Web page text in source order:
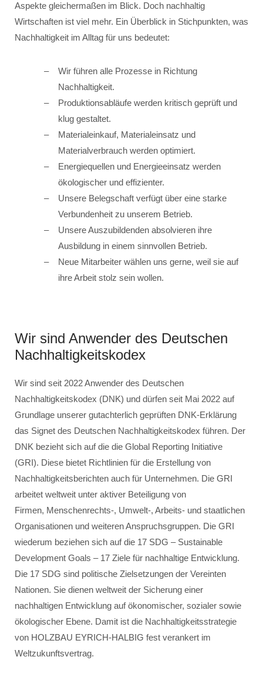
Aspekte gleichermaßen im Blick. Doch nachhaltig
Wirtschaften ist viel mehr. Ein Überblick in Stichpunkten, was
Nachhaltigkeit im Alltag für uns bedeutet:
Wir führen alle Prozesse in Richtung
Nachhaltigkeit.
Produktionsabläufe werden kritisch geprüft und
klug gestaltet.
Materialeinkauf, Materialeinsatz und
Materialverbrauch werden optimiert.
Energiequellen und Energieeinsatz werden
ökologischer und effizienter.
Unsere Belegschaft verfügt über eine starke
Verbundenheit zu unserem Betrieb.
Unsere Auszubildenden absolvieren ihre
Ausbildung in einem sinnvollen Betrieb.
Neue Mitarbeiter wählen uns gerne, weil sie auf
ihre Arbeit stolz sein wollen.
Wir sind Anwender des Deutschen
Nachhaltigkeitskodex
Wir sind seit 2022 Anwender des Deutschen
Nachhaltigkeitskodex (DNK) und dürfen seit Mai 2022 auf
Grundlage unserer gutachterlich geprüften DNK-Erklärung
das Signet des Deutschen Nachhaltigkeitskodex führen. Der
DNK bezieht sich auf die die Global Reporting Initiative
(GRI). Diese bietet Richtlinien für die Erstellung von
Nachhaltigkeitsberichten auch für Unternehmen. Die GRI
arbeitet weltweit unter aktiver Beteiligung von
Firmen, Menschenrechts-, Umwelt-, Arbeits- und staatlichen
Organisationen und weiteren Anspruchsgruppen. Die GRI
wiederum beziehen sich auf die 17 SDG – Sustainable
Development Goals – 17 Ziele für nachhaltige Entwicklung.
Die 17 SDG sind politische Zielsetzungen der Vereinten
Nationen. Sie dienen weltweit der Sicherung einer
nachhaltigen Entwicklung auf ökonomischer, sozialer sowie
ökologischer Ebene. Damit ist die Nachhaltigkeitsstrategie
von HOLZBAU EYRICH-HALBIG fest verankert im
Weltzukunftsvertrag.